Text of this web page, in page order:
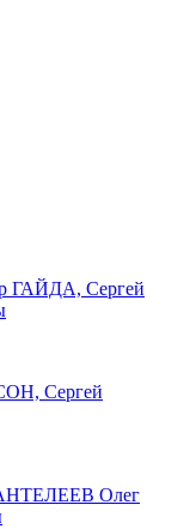
Сергей
Сергей
Олег